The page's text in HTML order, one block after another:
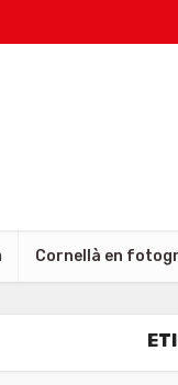
Cornellà en